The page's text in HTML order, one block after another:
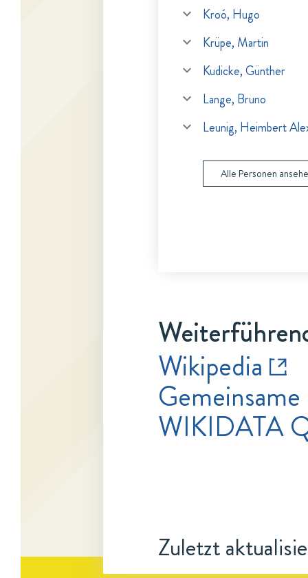
Kroó, Hugo
Krüpe, Martin
Kudicke, Günther
Lange, Bruno
Leunig, Heimbert
Alle Personen
Wikipedia
WIKIDATA
Zuletzt